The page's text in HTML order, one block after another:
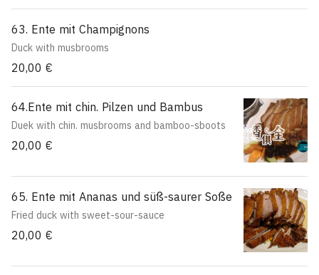
63. Ente mit Champignons
Duck with musbrooms
20,00 €
64.Ente mit chin. Pilzen und Bambus
Duek with chin. musbrooms and bamboo-sboots
20,00 €
65. Ente mit Ananas und süß-saurer Soße
Fried duck with sweet-sour-sauce
20,00 €